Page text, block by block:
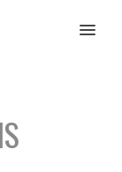
MENU